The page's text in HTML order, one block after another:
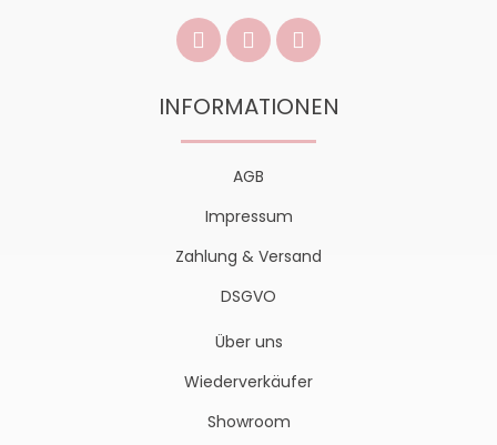
INFORMATIONEN
AGB
Impressum
Zahlung & Versand
DSGVO
Über uns
Wiederverkäufer
Showroom